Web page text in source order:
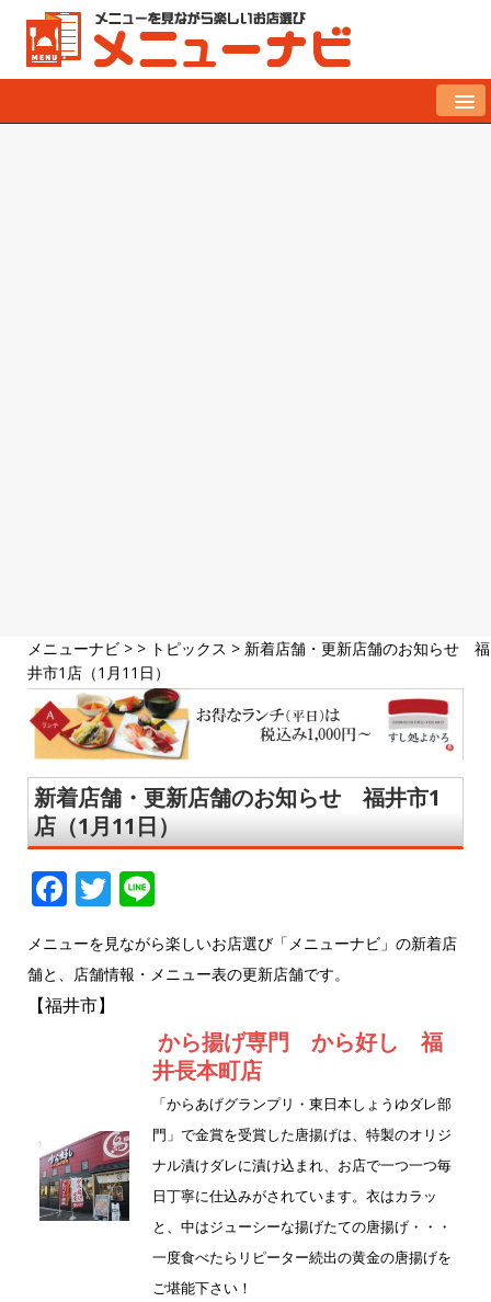
メニューナビ > > トピックス > 新着店舗・更新店舗のお知らせ 福
井市1店（1月11日）
新着店舗・更新店舗のお知らせ 福井市1
店（1月11日）
F
c
e
b
k
T
it
te
n
e
メニューを見ながら楽しいお店選び「メニューナビ」の新着店
舗と、店舗情報・メニュー表の更新店舗です。
【福井市】
から揚げ専門 から好し 福
井長本町店
「からあげグランプリ・東日本しょうゆダレ部
門」で金賞を受賞した唐揚げは、特製のオリジ
ナル漬けダレに漬け込まれ、お店で一つ一つ毎
日丁寧に仕込みがされています。衣はカラッ
と、中はジューシーな揚げたての唐揚げ・・・
一度食べたらリピーター続出の黄金の唐揚げを
ご堪能下さい！